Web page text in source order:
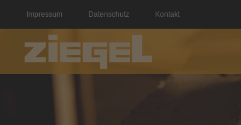
Impressum Datenschutz Kontakt